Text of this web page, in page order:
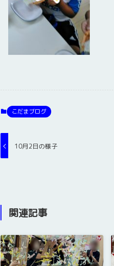
こだまブログ
10月2日の様子
関連記事